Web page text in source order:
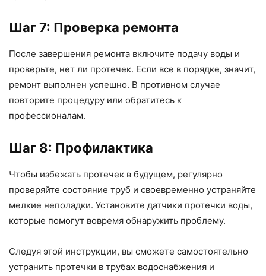
Шаг 7: Проверка ремонта
После завершения ремонта включите подачу воды и
проверьте, нет ли протечек. Если все в порядке, значит,
ремонт выполнен успешно. В противном случае
повторите процедуру или обратитесь к
профессионалам.
Шаг 8: Профилактика
Чтобы избежать протечек в будущем, регулярно
проверяйте состояние труб и своевременно устраняйте
мелкие неполадки. Установите датчики протечки воды,
которые помогут вовремя обнаружить проблему.
Следуя этой инструкции, вы сможете самостоятельно
устранить протечки в трубах водоснабжения и